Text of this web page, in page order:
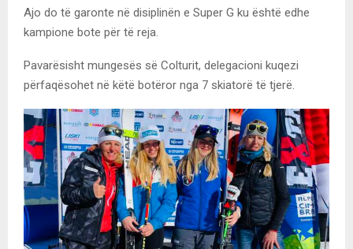
Ajo do të garonte në disiplinën e Super G ku është edhe
kampione bote për të reja.
Pavarësisht mungesës së Colturit, delegacioni kuqezi
përfaqësohet në këtë botëror nga 7 skiatorë të tjerë.